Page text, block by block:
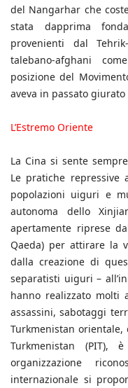
del Nangarhar che
stata dapprima
provenienti dal
talebano-afghani
posizione del
aveva in passato
L’Estremo Oriente
La Cina si sente
Le pratiche
popolazioni uiguri e
autonoma dello
apertamente riprese
Qaeda) per attirare la
dalla creazione di
separatisti uiguri –
hanno realizzato molti
assassini, sabotaggi
Turkmenistan
Turkmenistan (PIT),
organizzazione
internazionale si